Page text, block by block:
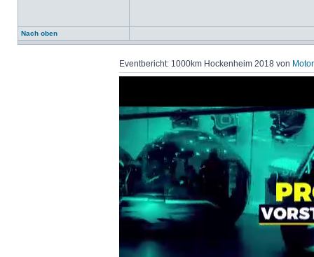
Nach oben
Eventbericht: 1000km Hockenheim 2018 von